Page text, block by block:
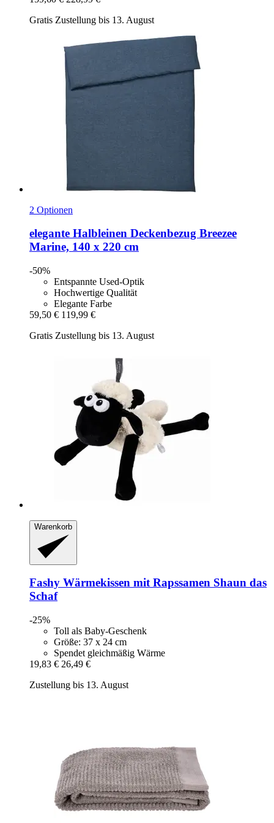
Gratis Zustellung bis 13. August
2 Optionen
elegante Halbleinen Deckenbezug Breezee
Marine, 140 x 220 cm
-50%
Entspannte Used-Optik
Hochwertige Qualität
Elegante Farbe
59,50 € 119,99 €
Gratis Zustellung bis 13. August
Warenkorb
Fashy Wärmekissen mit Rapssamen Shaun das
Schaf
-25%
Toll als Baby-Geschenk
Größe: 37 x 24 cm
Spendet gleichmäßig Wärme
19,83 € 26,49 €
Zustellung bis 13. August